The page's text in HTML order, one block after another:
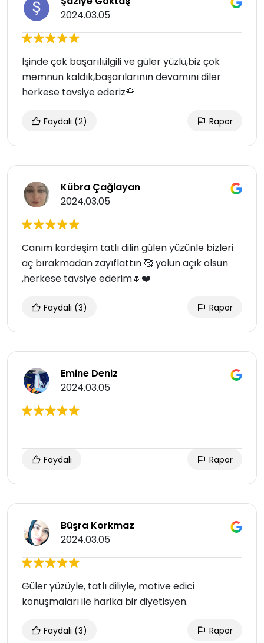
2024.03.05
İşinde çok başarılı,ilgili ve güler yüzlü,biz çok
memnun kaldık,başarılarının devamını diler
herkese tavsiye ederiz🌹
Faydalı (2) Rapor
Kübra Çağlayan
2024.03.05
Canım kardeşim tatlı dilin gülen yüzünle bizleri
aç bırakmadan zayıflattın 🥰 yolun açık olsun
,herkese tavsiye ederim🌷❤️
Faydalı (3) Rapor
Emine Deniz
2024.03.05
Faydalı Rapor
Büşra Korkmaz
2024.03.05
Güler yüzüyle, tatlı diliyle, motive edici
konuşmaları ile harika bir diyetisyen.
Faydalı (3) Rapor